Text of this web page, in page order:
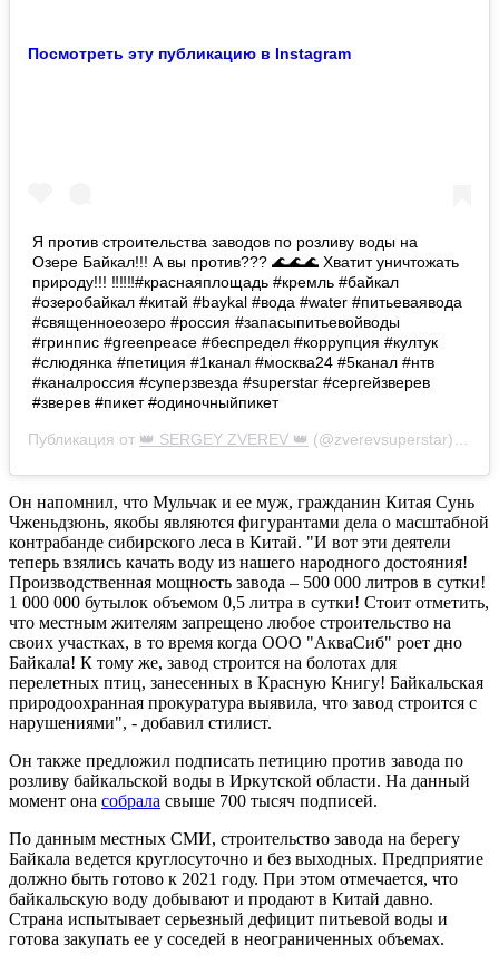
Посмотреть эту публикацию в Instagram
Я против строительства заводов по розливу воды на
Озере Байкал!!! А вы против??? 🌊🌊🌊 Хватит уничтожать
природу!!! ‼️‼️‼️#краснаяплощадь #кремль #байкал
#озеробайкал #китай #baykal #вода #water #питьеваявода
#священноеозеро #россия #запасыпитьевойводы
#гринпис #greenpeace #беспредел #коррупция #култук
#слюдянка #петиция #1канал #москва24 #5канал #нтв
#каналроссия #суперзвезда #superstar #сергейзверев
#зверев #пикет #одиночныйпикет
Публикация от 👑 SERGEY ZVEREV 👑 (@zverevsuperstar) 3 Мар 2019 в 3:23 PST
Он напомнил, что Мульчак и ее муж, гражданин Китая Сунь
Чженьдзюнь, якобы являются фигурантами дела о масштабной
контрабанде сибирского леса в Китай. "И вот эти деятели
теперь взялись качать воду из нашего народного достояния!
Производственная мощность завода – 500 000 литров в сутки!
1 000 000 бутылок объемом 0,5 литра в сутки! Стоит отметить,
что местным жителям запрещено любое строительство на
своих участках, в то время когда ООО "АкваСиб" роет дно
Байкала! К тому же, завод строится на болотах для
перелетных птиц, занесенных в Красную Книгу! Байкальская
природоохранная прокуратура выявила, что завод строится с
нарушениями", - добавил стилист.
Он также предложил подписать петицию против завода по
розливу байкальской воды в Иркутской области. На данный
момент она собрала свыше 700 тысяч подписей.
По данным местных СМИ, строительство завода на берегу
Байкала ведется круглосуточно и без выходных. Предприятие
должно быть готово к 2021 году. При этом отмечается, что
байкальскую воду добывают и продают в Китай давно.
Страна испытывает серьезный дефицит питьевой воды и
готова закупать ее у соседей в неограниченных объемах.